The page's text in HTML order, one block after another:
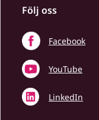
Följ oss
Facebook
YouTube
LinkedIn